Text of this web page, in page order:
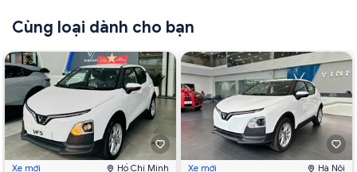
Cùng loại dành cho bạn
Xe mới Hồ Chí Minh Xe mới Hà Nội